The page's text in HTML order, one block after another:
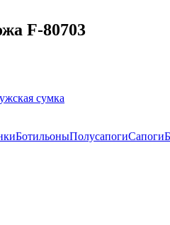
F-80703
сумка
БотильоныПолусапогиСапоги